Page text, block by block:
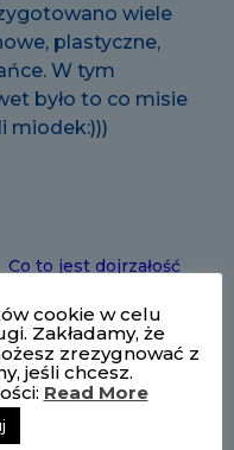
wiele
plastyczne,
W tym
było to co misie
miodek:)))
Co to jest dojrzałość
27 kwietnia 2020
W „Bez kategorii"
cookie w celu
Zakładamy, że
zrezygnować z
jeśli chcesz.
Read More